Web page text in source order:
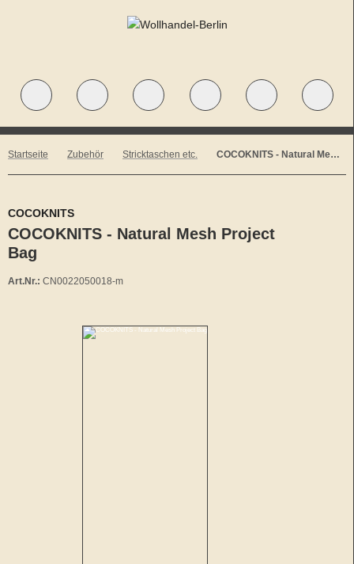
Startseite Zubehör Stricktaschen etc. COCOKNITS - Natural Mesh Project Bag
COCOKNITS
COCOKNITS - Natural Mesh Project
Bag
Art.Nr.: CN0022050018-m